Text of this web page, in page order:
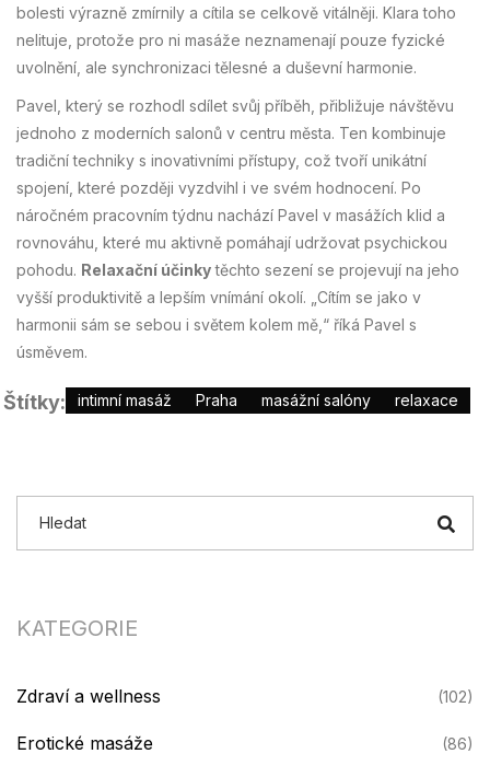
bolesti výrazně zmírnily a cítila se celkově vitálněji. Klara toho
nelituje, protože pro ni masáže neznamenají pouze fyzické
uvolnění, ale synchronizaci tělesné a duševní harmonie.
Pavel, který se rozhodl sdílet svůj příběh, přibližuje návštěvu
jednoho z moderních salonů v centru města. Ten kombinuje
tradiční techniky s inovativními přístupy, což tvoří unikátní
spojení, které později vyzdvihl i ve svém hodnocení. Po
náročném pracovním týdnu nachází Pavel v masážích klid a
rovnováhu, které mu aktivně pomáhají udržovat psychickou
pohodu. Relaxační účinkytěchto sezení se projevují na jeho
vyšší produktivitě a lepším vnímání okolí. „Cítím se jako v
harmonii sám se sebou i světem kolem mě,“ říká Pavel s
úsměvem.
Štítky: intimní masáž Praha masážní salóny relaxace
KATEGORIE
Zdraví a wellness (102)
Erotické masáže (86)